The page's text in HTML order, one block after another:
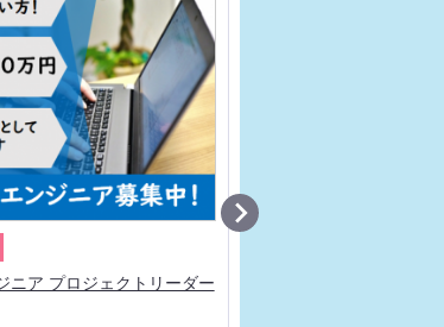
ニア プロジェクトリーダー
